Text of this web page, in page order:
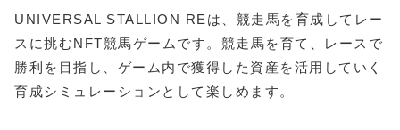
UNIVERSAL STALLION REは、競走馬を育成してレー
スに挑むNFT競馬ゲームです。競走馬を育て、レースで
勝利を目指し、ゲーム内で獲得した資産を活用していく
育成シミュレーションとして楽しめます。